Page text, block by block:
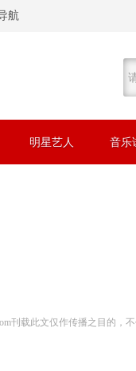
航
明星艺人 音乐
刊载此文仅作传播之目的，